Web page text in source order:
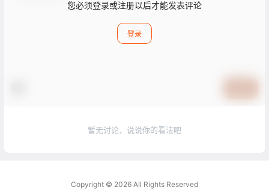
您必须登录或注册以后才能发表评论
登录
暂无讨论，说说你的看法吧
Copyright © 2026 All Rights Reserved